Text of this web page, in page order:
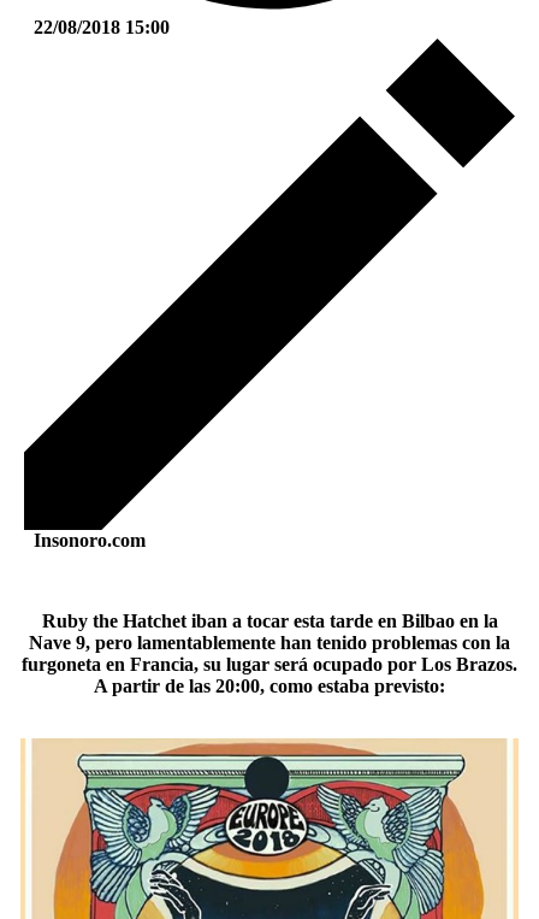
22/08/2018 15:00
Insonoro.com
Ruby the Hatchet iban a tocar esta tarde en Bilbao en la
Nave 9, pero lamentablemente han tenido problemas con la
furgoneta en Francia, su lugar será ocupado por Los Brazos.
A partir de las 20:00, como estaba previsto: